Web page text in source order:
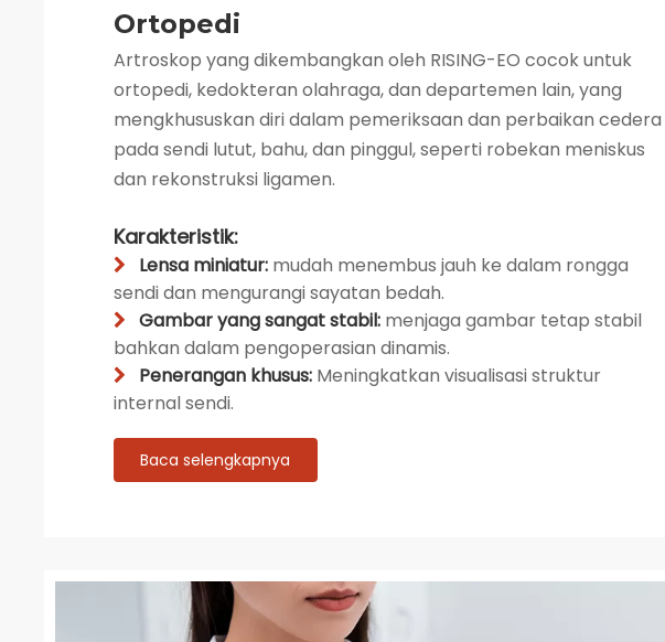
Ortopedi
Artroskop yang dikembangkan oleh RISING-EO cocok untuk
ortopedi, kedokteran olahraga, dan departemen lain, yang
mengkhususkan diri dalam pemeriksaan dan perbaikan cedera
pada sendi lutut, bahu, dan pinggul, seperti robekan meniskus
dan rekonstruksi ligamen.
Karakteristik:
 Lensa miniatur: mudah menembus jauh ke dalam rongga
sendi dan mengurangi sayatan bedah.
 Gambar yang sangat stabil: menjaga gambar tetap stabil
bahkan dalam pengoperasian dinamis.
 Penerangan khusus: Meningkatkan visualisasi struktur
internal sendi.
Baca selengkapnya